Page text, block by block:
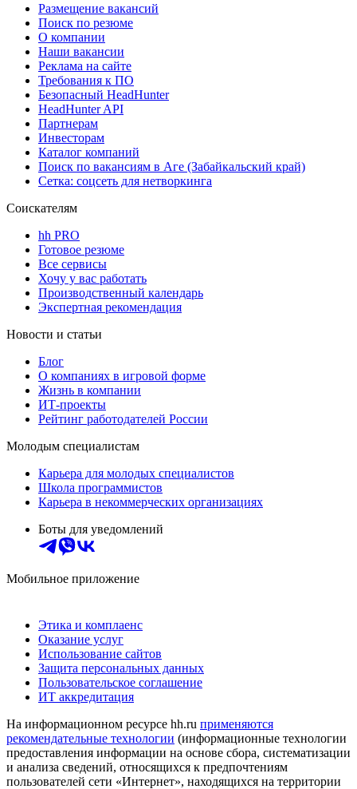
Размещение вакансий
Поиск по резюме
О компании
Наши вакансии
Реклама на сайте
Требования к ПО
Безопасный HeadHunter
HeadHunter API
Партнерам
Инвесторам
Каталог компаний
Поиск по вакансиям в Аге (Забайкальский край)
Сетка: соцсеть для нетворкинга
Соискателям
hh PRO
Готовое резюме
Все сервисы
Хочу у вас работать
Производственный календарь
Экспертная рекомендация
Новости и статьи
Блог
О компаниях в игровой форме
Жизнь в компании
ИТ-проекты
Рейтинг работодателей России
Молодым специалистам
Карьера для молодых специалистов
Школа программистов
Карьера в некоммерческих организациях
Боты для уведомлений
Мобильное приложение
Этика и комплаенс
Оказание услуг
Использование сайтов
Защита персональных данных
Пользовательское соглашение
ИТ аккредитация
На информационном ресурсе hh.ru применяются
рекомендательные технологии (информационные технологии
предоставления информации на основе сбора, систематизации
и анализа сведений, относящихся к предпочтениям
пользователей сети «Интернет», находящихся на территории